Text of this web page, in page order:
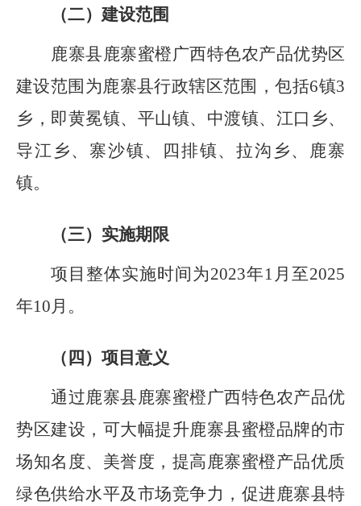
（二）建设范围
鹿寨县鹿寨蜜橙广西特色农产品优势区
建设范围为鹿寨县行政辖区范围，包括6镇3
乡，即黄冕镇、平山镇、中渡镇、江口乡、
导江乡、寨沙镇、四排镇、拉沟乡、鹿寨
镇。
（三）实施期限
项目整体实施时间为2023年1 月至2025
年10月。
（四）项目意义
通过鹿寨县鹿寨蜜橙广西特色农产品优
势区建设，可大幅提升鹿寨县蜜橙品牌的市
场知名度、美誉度，提高鹿寨蜜橙产品优质
绿色供给水平及市场竞争力，促进鹿寨县特